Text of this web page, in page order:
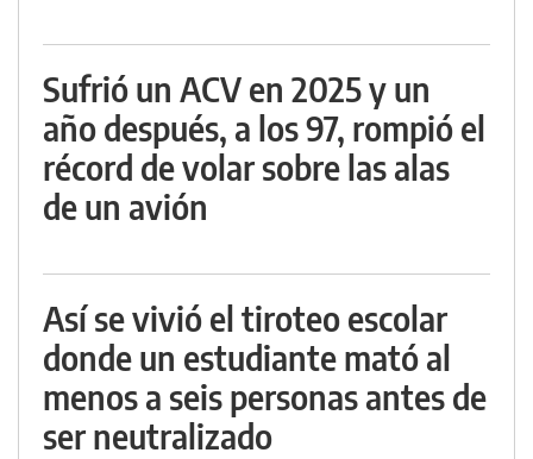
Sufrió un ACV en 2025 y un
año después, a los 97, rompió el
récord de volar sobre las alas
de un avión
Así se vivió el tiroteo escolar
donde un estudiante mató al
menos a seis personas antes de
ser neutralizado